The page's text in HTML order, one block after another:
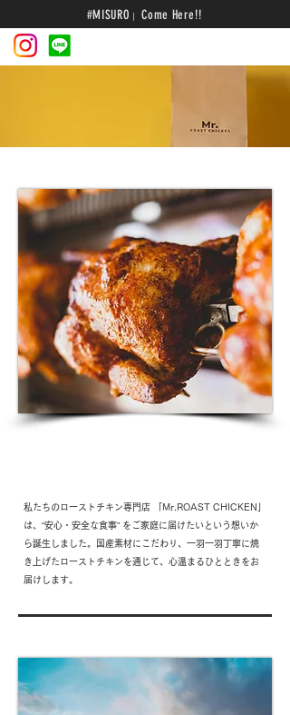
#MISURO |Come Here!!
About
私たちのローストチキン専門店 「Mr.ROAST CHICKEN」
は、“安心・安全な食事” をご家庭に届けたいという想いか
ら誕生しました。国産素材にこだわり、一羽一羽丁寧に焼
き上げたローストチキンを通じて、心温まるひとときをお
届けします。